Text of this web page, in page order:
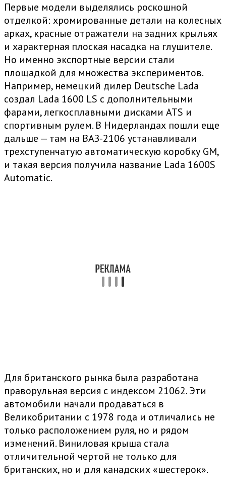
Первые модели выделялись роскошной
отделкой: хромированные детали на колесных
арках, красные отражатели на задних крыльях
и характерная плоская насадка на глушителе.
Но именно экспортные версии стали
площадкой для множества экспериментов.
Например, немецкий дилер Deutsche Lada
создал Lada 1600 LS с дополнительными
фарами, легкосплавными дисками ATS и
спортивным рулем. В Нидерландах пошли еще
дальше — там на ВАЗ-2106 устанавливали
трехступенчатую автоматическую коробку GM,
и такая версия получила название Lada 1600S
Automatic.
Для британского рынка была разработана
праворульная версия с индексом 21062. Эти
автомобили начали продаваться в
Великобритании с 1978 года и отличались не
только расположением руля, но и рядом
изменений. Виниловая крыша стала
отличительной чертой не только для
британских, но и для канадских «шестерок».